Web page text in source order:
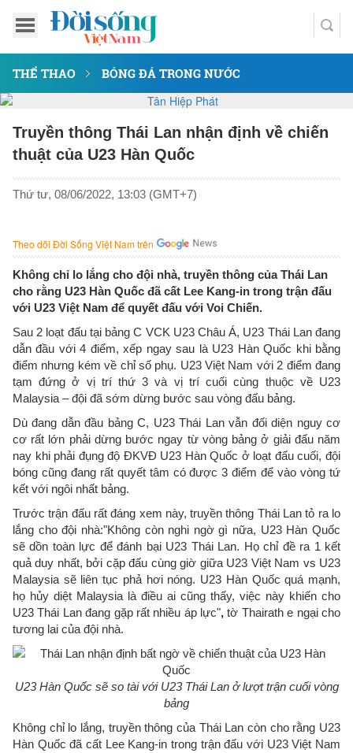
THỂ THAO BÓNG ĐÁ TRONG NƯỚC
Truyền thông Thái Lan nhận định về chiến
thuật của U23 Hàn Quốc
Thứ tư, 08/06/2022, 13:03 (GMT+7)
Theo dõi Đời Sống Việt Nam trên
Không chỉ lo lắng cho đội nhà, truyền thông của Thái Lan
cho rằng U23 Hàn Quốc đã cất Lee Kang-in trong trận đấu
với U23 Việt Nam để quyết đấu với Voi Chiến.
Sau 2 loạt đấu tại bảng C VCK U23 Châu Á, U23 Thái Lan đang
dẫn đầu với 4 điểm, xếp ngay sau là U23 Hàn Quốc khi bằng
điểm nhưng kém về chỉ số phụ. U23 Việt Nam với 2 điểm đang
tạm đứng ở vị trí thứ 3 và vị trí cuối cùng thuộc về U23
Malaysia – đội đã sớm dừng bước sau vòng đấu bảng.
Dù đang dẫn đầu bảng C, U23 Thái Lan vẫn đối diện nguy cơ
cơ rất lớn phải dừng bước ngay từ vòng bảng ở giải đấu năm
nay khi phải đụng độ ĐKVĐ U23 Hàn Quốc ở loạt đấu cuối, đội
bóng cũng đang rất quyết tâm có được 3 điểm để vào vòng tứ
kết với ngôi nhất bảng.
Trước trận đấu rất đáng xem này, truyền thông Thái Lan tỏ ra lo
lắng cho đội nhà:"Không còn nghi ngờ gì nữa, U23 Hàn Quốc
sẽ dồn toàn lực để đánh bại U23 Thái Lan. Họ chỉ đề ra 1 kết
quả duy nhất, bởi cặp đấu cùng giờ giữa U23 Việt Nam vs U23
Malaysia sẽ liên tục phả hơi nóng. U23 Hàn Quốc quá mạnh,
họ hủy diệt Malaysia là điều ai cũng thấy, việc này khiến cho
U23 Thái Lan đang gặp rất nhiều áp lực",tờ Thairath e ngại cho
tương lai của đội nhà.
U23 Hàn Quốc sẽ so tài với U23 Thái Lan ở lượt trận cuối vòng
bảng
Không chỉ lo lắng, truyền thông của Thái Lan còn cho rằng U23
Hàn Quốc đã cất Lee Kang-in trong trận đấu với U23 Việt Nam